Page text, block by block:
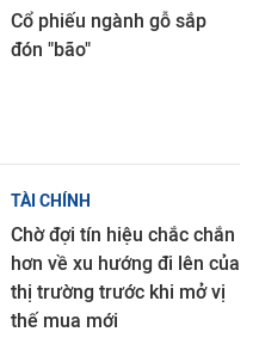
Cổ phiếu ngành gỗ sắp
đón "bão"
TÀI CHÍNH
Chờ đợi tín hiệu chắc chắn
hơn về xu hướng đi lên của
thị trường trước khi mở vị
thế mua mới